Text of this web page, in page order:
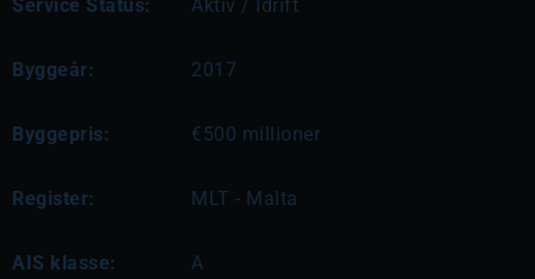
Service Status: Aktiv / Idrift
Byggeår: 2017
Byggepris: €500 millioner
Register: MLT - Malta
AIS klasse: A